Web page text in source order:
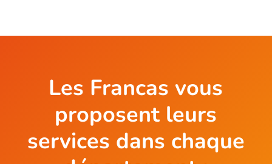
Les Francas vous
proposent leurs
services dans chaque